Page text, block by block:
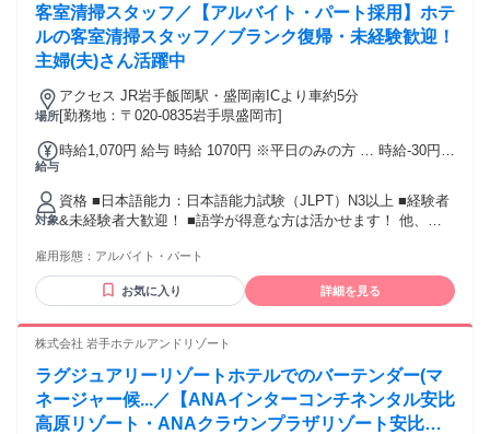
客室清掃スタッフ／【アルバイト・パート採用】ホテ
ルの客室清掃スタッフ／ブランク復帰・未経験歓迎！
主婦(夫)さん活躍中
場所
アクセス JR岩手飯岡駅・盛岡南ICより車約5分
[勤務地：〒020-0835岩手県盛岡市]
給与
時給1,070円 給与 時給 1070円 ※平日のみの方 … 時給-30円
対象
資格 ■日本語能力：日本語能力試験（JLPT）N3以上 ■経験者
&未経験者大歓迎！ ■語学が得意な方は活かせます！ 他、長
歴不問 英語・中国語話せる方歓迎、フリーター歓迎 スキルア
ップしたい方、学生歓迎、掛け持ち 副業・Wワーク歓迎、新
卒・第二新卒歓迎 年齢の条件と理由：・65歳未満の方(定年の
雇用形態： アルバイト・パート
お気に入り 詳細を見る
株式会社 岩手ホテルアンドリゾート
ラグジュアリーリゾートホテルでのバーテンダー(マ
ネージャー候...／【ANAインターコンチネンタル安比
高原リゾート・ANAクラウンプラザリゾート安比高